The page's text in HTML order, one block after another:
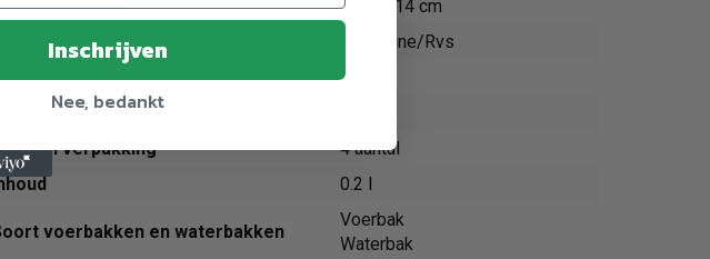
0.2 l/ø 14 cm
Materiaal
Melamine/Rvs
primair
Wit
Diameter
in verpakking
4 aantal
0.2 l
voerbakken en waterbakken
Voerbak
Waterbak
Inschrijven
Nee, bedankt